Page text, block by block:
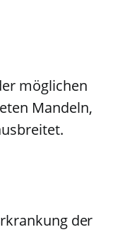
möglichen
Mandeln,
der